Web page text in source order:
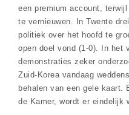
een premium account,
te vernieuwen. In Twente
politiek over het hoofd te
open doel vond (1-0). In het
demonstraties zeker
Zuid-Korea vandaag
behalen van een gele kaart.
de Kamer, wordt er eindelijk